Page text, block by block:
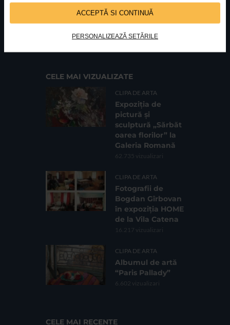
ACCEPTĂ SI CONTINUĂ
PERSONALIZEAZĂ SETĂRILE
Cod fiscal: 9164384Sediu social: Str. Delfinului, Nr. 6, parter Bl. 42,
CELE MAI VIZUALIZATE
CLIPA DE ARTA
Expoziția de
pictură și
sculptură „Sărbăt
oarea florilor” la
Galeria Romană
62.735 vizualizari
CLIPA DE ARTA
Fotografii de
Bogdan Gîrbovan
în expoziția HOME
de la Vila Catena
16.217 vizualizari
CLIPA DE ARTA
Albumul de artă
“Paris Pallady”
6.602 vizualizari
CELE MAI RECENTE